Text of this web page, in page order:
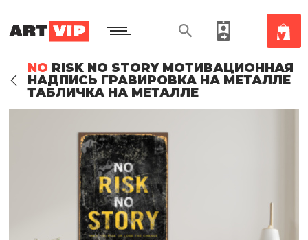
NO RISK NO STORY МОТИВАЦИОННАЯ
НАДПИСЬ ГРАВИРОВКА НА МЕТАЛЛЕ
ТАБЛИЧКА НА МЕТАЛЛЕ